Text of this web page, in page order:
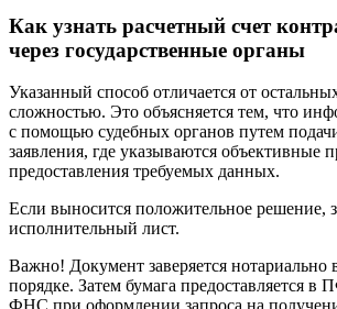
Еще один способ выяснения номера р/с —
размещаются все данные, включая
иногда создаются группы в социальных
Как узнать расчетный счет
через государственные органы
Указанный способ отличается от
сложностью. Это объясняется тем, что
с помощью судебных органов путем подачи
заявления, где указываются объективные
предоставления требуемых данных.